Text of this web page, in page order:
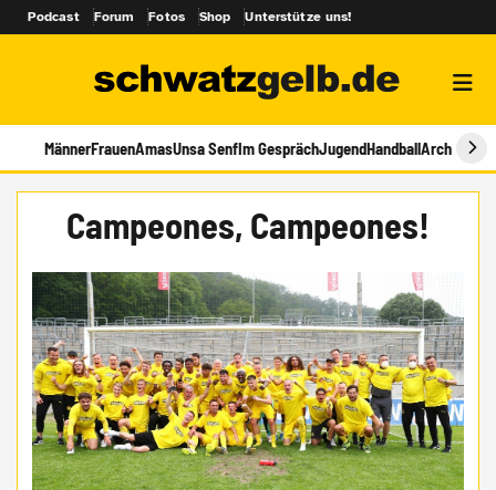
Podcast Forum Fotos Shop Unterstütze uns!
MännerFrauenAmasUnsa SenfIm GesprächJugendHandballArchiv
Campeones, Campeones!